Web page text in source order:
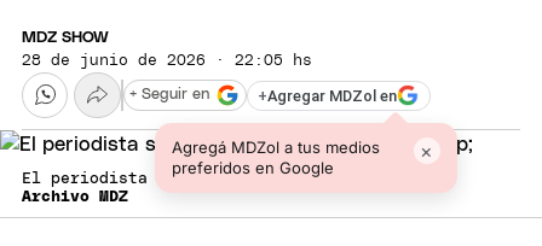
MDZ SHOW
28 de junio de 2026 · 22:05 hs
+Agregar MDZol en
Agregá MDZol a tus medios
preferidos en Google
×
+ Seguir en
El periodista sorprendió con un anuncio.
Archivo MDZ